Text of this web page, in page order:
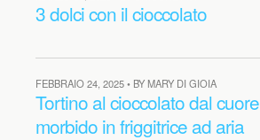
3 dolci con il cioccolato
FEBBRAIO 24, 2025 • BY MARY DI GIOIA
Tortino al cioccolato dal cuore
morbido in friggitrice ad aria